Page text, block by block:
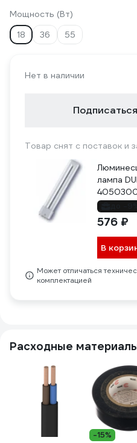
Мощность (Вт)
18
36 55
Нет в наличии
Товар снят с поставок и
лампа
576 ₽
В
Может отличаться
комплектацией
Расходные
-15%